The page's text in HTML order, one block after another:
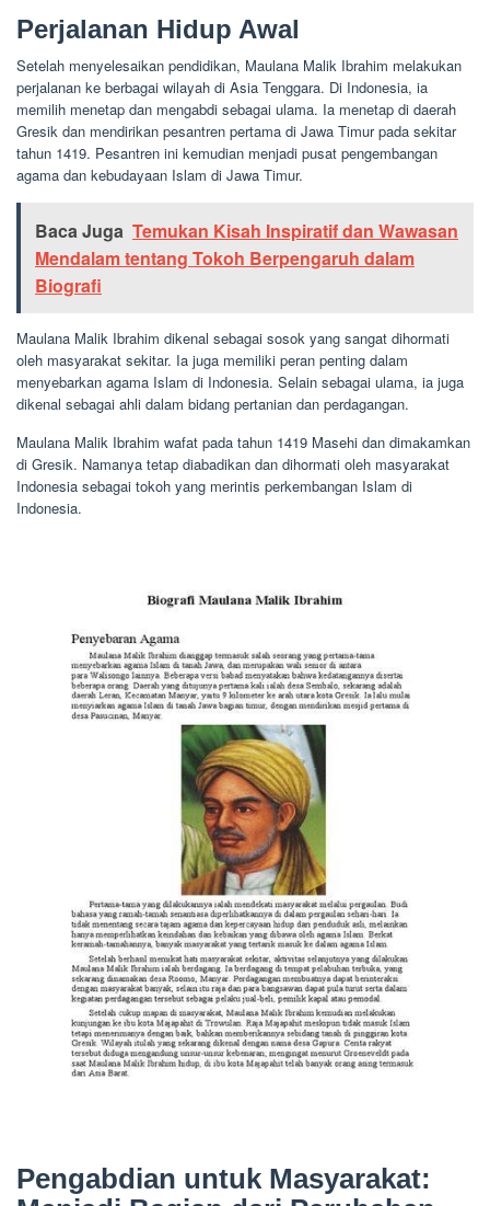
Perjalanan Hidup Awal
Setelah menyelesaikan pendidikan, Maulana Malik Ibrahim melakukan
perjalanan ke berbagai wilayah di Asia Tenggara. Di Indonesia, ia
memilih menetap dan mengabdi sebagai ulama. Ia menetap di daerah
Gresik dan mendirikan pesantren pertama di Jawa Timur pada sekitar
tahun 1419. Pesantren ini kemudian menjadi pusat pengembangan
agama dan kebudayaan Islam di Jawa Timur.
Baca Juga Temukan Kisah Inspiratif dan Wawasan
Mendalam tentang Tokoh Berpengaruh dalam
Biografi
Maulana Malik Ibrahim dikenal sebagai sosok yang sangat dihormati
oleh masyarakat sekitar. Ia juga memiliki peran penting dalam
menyebarkan agama Islam di Indonesia. Selain sebagai ulama, ia juga
dikenal sebagai ahli dalam bidang pertanian dan perdagangan.
Maulana Malik Ibrahim wafat pada tahun 1419 Masehi dan dimakamkan
di Gresik. Namanya tetap diabadikan dan dihormati oleh masyarakat
Indonesia sebagai tokoh yang merintis perkembangan Islam di
Indonesia.
Pengabdian untuk Masyarakat: